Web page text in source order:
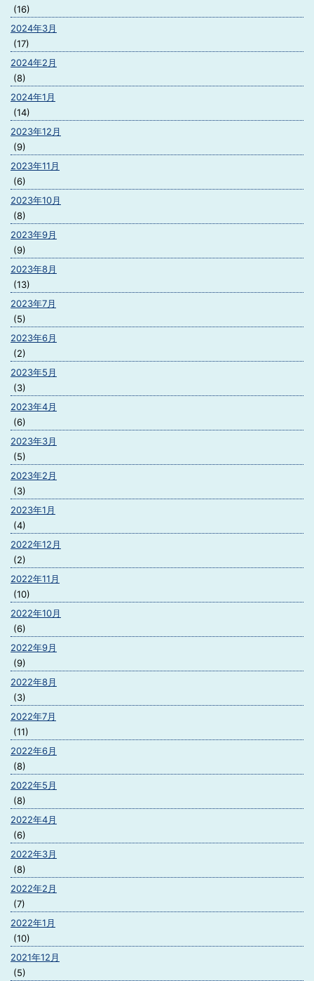
(16)
2024年3月
(17)
2024年2月
(8)
2024年1月
(14)
2023年12月
(9)
2023年11月
(6)
2023年10月
(8)
2023年9月
(9)
2023年8月
(13)
2023年7月
(5)
2023年6月
(2)
2023年5月
(3)
2023年4月
(6)
2023年3月
(5)
2023年2月
(3)
2023年1月
(4)
2022年12月
(2)
2022年11月
(10)
2022年10月
(6)
2022年9月
(9)
2022年8月
(3)
2022年7月
(11)
2022年6月
(8)
2022年5月
(8)
2022年4月
(6)
2022年3月
(8)
2022年2月
(7)
2022年1月
(10)
2021年12月
(5)